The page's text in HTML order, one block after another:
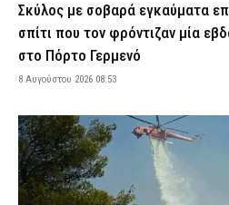
Τραγωδίες σε Βόλο, Χαλκίδα και
έχασαν τη ζωή τους στη θάλασσα
ΕΙΔΗΣΕΙΣ 7 Αυγούστου 2026 23:19
παρκαδόρο – Πήρε τη θέση του ο
αυτός
ΑΣΤΥΝΟΜΙΑ 7 Αυγούστου 2026 23:05
Πύργος: Φίδι εμφανίστηκε στα
Σκύλος με σοβαρά εγκαύματα
σπίτι που τον φρόντιζαν μία
στο Πόρτο Γερμενό
8 Αυγούστου 2026 08:53